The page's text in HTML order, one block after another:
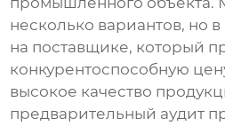
несколько вариантов, но
на поставщике, который
конкурентоспособную
высокое качество
предварительный аудит